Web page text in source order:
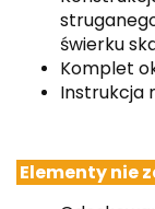
świerku
Komplet
Instrukcja
Elementy nie